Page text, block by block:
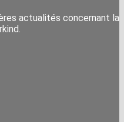
actualités concernant la